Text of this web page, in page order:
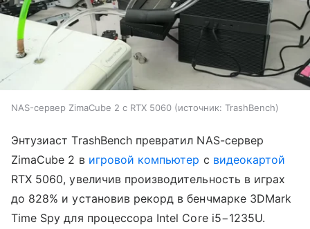
NAS-сервер ZimaCube 2 с RTX 5060 источник: TrashBench
Энтузиаст TrashBench превратил NAS-сервер
ZimaCube 2 в игровой компьютер с видеокартой
RTX 5060, увеличив производительность в играх
до 828% и установив рекорд в бенчмарке 3DMark
Time Spy для процессора Intel Core i5−1235U.